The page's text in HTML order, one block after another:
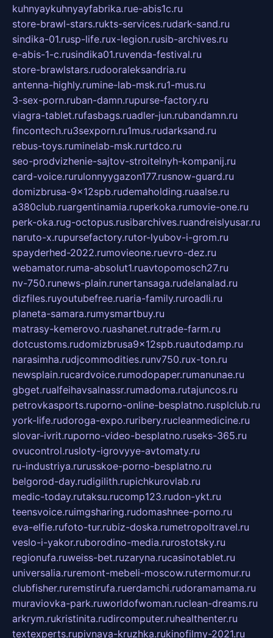
kuhnyaykuhnyayfabrika.rue-abis1c.ru
store-brawl-stars.rukts-services.rudark-sand.ru
sindika-01.rusp-life.rux-legion.rusib-archives.ru
e-abis-1-c.rusindika01.ruvenda-festival.ru
store-brawlstars.rudooraleksandria.ru
antenna-highly.rumine-lab-msk.ru1-mus.ru
3-sex-porn.ruban-damn.rupurse-factory.ru
viagra-tablet.rufasbags.ruadler-jun.rubandamn.ru
fincontech.ru3sexporn.ru1mus.rudarksand.ru
rebus-toys.ruminelab-msk.rurtdco.ru
seo-prodvizhenie-sajtov-stroitelnyh-kompanij.ru
card-voice.rurulonnyygazon177.rusnow-guard.ru
domizbrusa-9x12spb.rudemaholding.ruaalse.ru
a380club.ruargentinamia.ruperkoka.rumovie-one.ru
perk-oka.rug-octopus.rusibarchives.ruandreislyusar.ru
naruto-x.rupursefactory.rutor-lyubov-i-grom.ru
spayderhed-2022.rumovieone.ruevro-dez.ru
webamator.ruma-absolut1.ruavtopomosch27.ru
nv-750.runews-plain.runertansaga.rudelanalad.ru
dizfiles.ruyoutubefree.ruaria-family.ruroadli.ru
planeta-samara.rumysmartbuy.ru
matrasy-kemerovo.ruashanet.rutrade-farm.ru
dotcustoms.rudomizbrusa9x12spb.ruautodamp.ru
narasimha.rudjcommodities.runv750.rux-ton.ru
newsplain.rucardvoice.rumodopaper.rumanunae.ru
gbget.rualfeihavsalnassr.rumadoma.rutajuncos.ru
petrovkasports.ruporno-online-besplatno.rusplclub.ru
york-life.rudoroga-expo.ruribery.rucleanmedicine.ru
slovar-ivrit.ruporno-video-besplatno.ruseks-365.ru
ovucontrol.rusloty-igrovyye-avtomaty.ru
ru-industriya.rurusskoe-porno-besplatno.ru
belgorod-day.rudigilith.rupichkurovlab.ru
medic-today.rutaksu.rucomp123.rudon-ykt.ru
teensvoice.ruimgsharing.rudomashnee-porno.ru
eva-elfie.rufoto-tur.rubiz-doska.rumetropoltravel.ru
veslo-i-yakor.ruborodino-media.rurostotsky.ru
regionufa.ruweiss-bet.ruzaryna.rucasinotablet.ru
universalia.ruremont-mebeli-moscow.rutermomur.ru
clubfisher.ruremstirufa.ruerdamchi.rudoramamama.ru
muraviovka-park.ruworldofwoman.ruclean-dreams.ru
arkrym.rukristinita.rudircomputer.ruhealthenter.ru
textexperts.rupivnaya-kruzhka.rukinofilmy-2021.ru